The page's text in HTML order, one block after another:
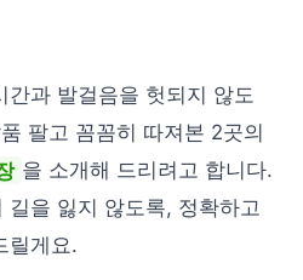
간과 발걸음을 헛되지 않도
팔고 꼼꼼히 따져본 2곳의
을 소개해 드리려고 합니다.
길을 잃지 않도록, 정확하고
릴게요.